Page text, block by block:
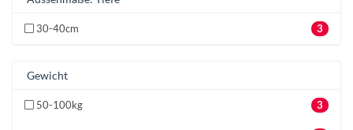
3
30-40cm
Gewicht
3
50-100kg